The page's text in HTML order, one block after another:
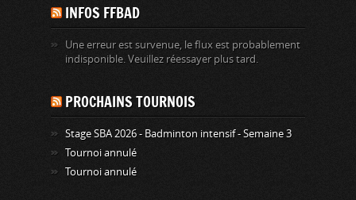
INFOS FFBAD
Une erreur est survenue, le flux est probablement
indisponible. Veuillez réessayer plus tard.
PROCHAINS TOURNOIS
Stage SBA 2026 - Badminton intensif - Semaine 3
Tournoi annulé
Tournoi annulé